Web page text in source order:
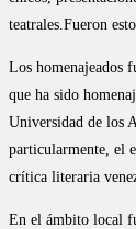
teatrales.Fueron
Los homenajeados
que ha sido
Universidad de los
particularmente, el
crítica literaria
En el ámbito local